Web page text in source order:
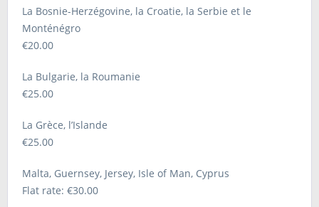
La Bosnie-Herzégovine, la Croatie, la Serbie et le
Monténégro
€20.00
La Bulgarie, la Roumanie
€25.00
La Grèce, l’Islande
€25.00
Malta, Guernsey, Jersey, Isle of Man, Cyprus
Flat rate: €30.00